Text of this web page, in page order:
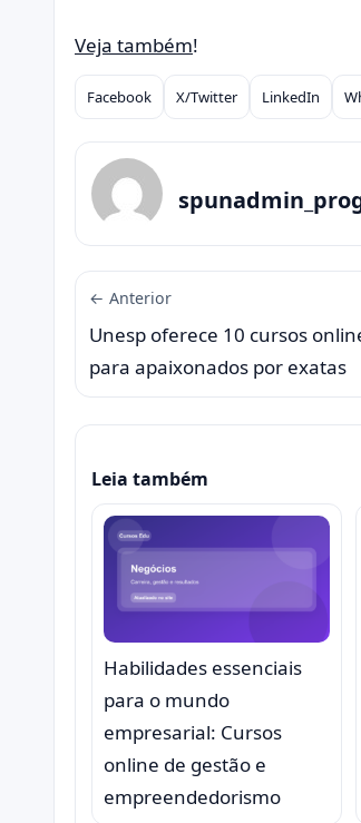
Veja também!
Compartilhar
Facebook X/Twitter LinkedIn
← Anterior
Unesp oferece 10 cursos
para apaixonados por exatas
Leia também
Habilidades essenciais
para o mundo
empresarial: Cursos
online de gestão e
empreendedorismo